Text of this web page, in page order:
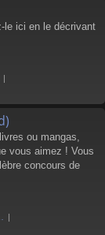
le ici en le décrivant
ou mangas,
vous aimez ! Vous
concours de